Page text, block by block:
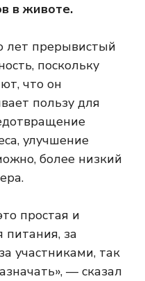
в животе.
лет прерывистый
поскольку
что он
пользу для
улучшение
более низкий
простая и
питания, за
участниками, так
— сказал